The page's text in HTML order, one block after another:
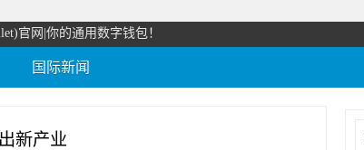
官网|你的通用数字钱包！
国际新闻
新产业